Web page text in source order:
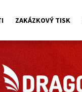
ZAKÁZKOVÝ TISK